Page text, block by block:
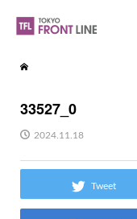
33527_0
2024.11.18
Tweet